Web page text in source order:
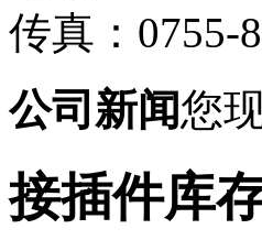
传真：0755-
公司新闻您
接插件库